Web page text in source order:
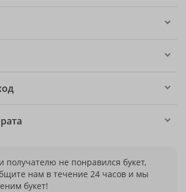
получателю не понравился букет,
нам в течение 24 часов и мы
букет!